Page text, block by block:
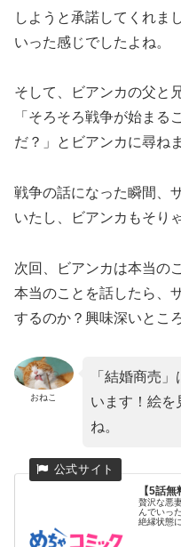
しようと承諾してくれま
いった感じでしたよね。
そして、ビアンカの父と
「そろそろ戦争が始まる
だ？」とビアンカに尋ね
戦争の話になった瞬間、
いたし、ビアンカもそり
次回、ビアンカは本当の
本当のことを話したら、
するのか？興味深いとこ
おねこ
「結婚商売
います！絵を
ね。
【5話
贅沢な悪
んでいっ
絶縁状態